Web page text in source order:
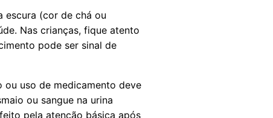
escura (cor de chá ou
Nas crianças, fique atento
pode ser sinal de
uso de medicamento deve
ou sangue na urina
pela atenção básica após